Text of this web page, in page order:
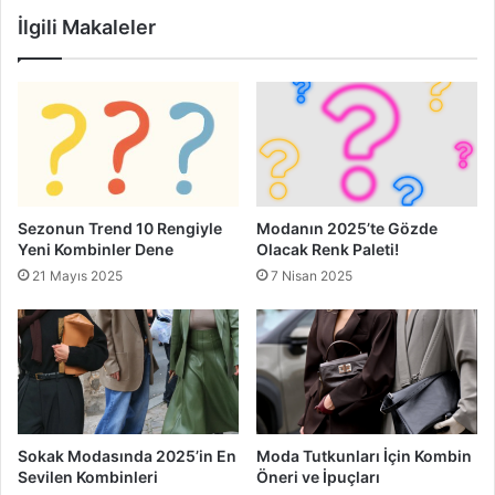
İlgili Makaleler
Sezonun Trend 10 Rengiyle
Yeni Kombinler Dene
21 Mayıs 2025
Modanın 2025’te Gözde
Olacak Renk Paleti!
7 Nisan 2025
Sokak Modasında 2025’in En
Sevilen Kombinleri
Moda Tutkunları İçin Kombin
Öneri ve İpuçları